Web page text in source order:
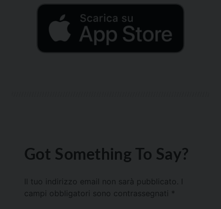
Got Something To Say?
Il tuo indirizzo email non sarà pubblicato.
campi obbligatori sono contrassegnati *